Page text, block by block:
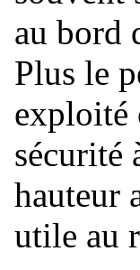
au bord
Plus le
exploité
sécurité
hauteur
utile au